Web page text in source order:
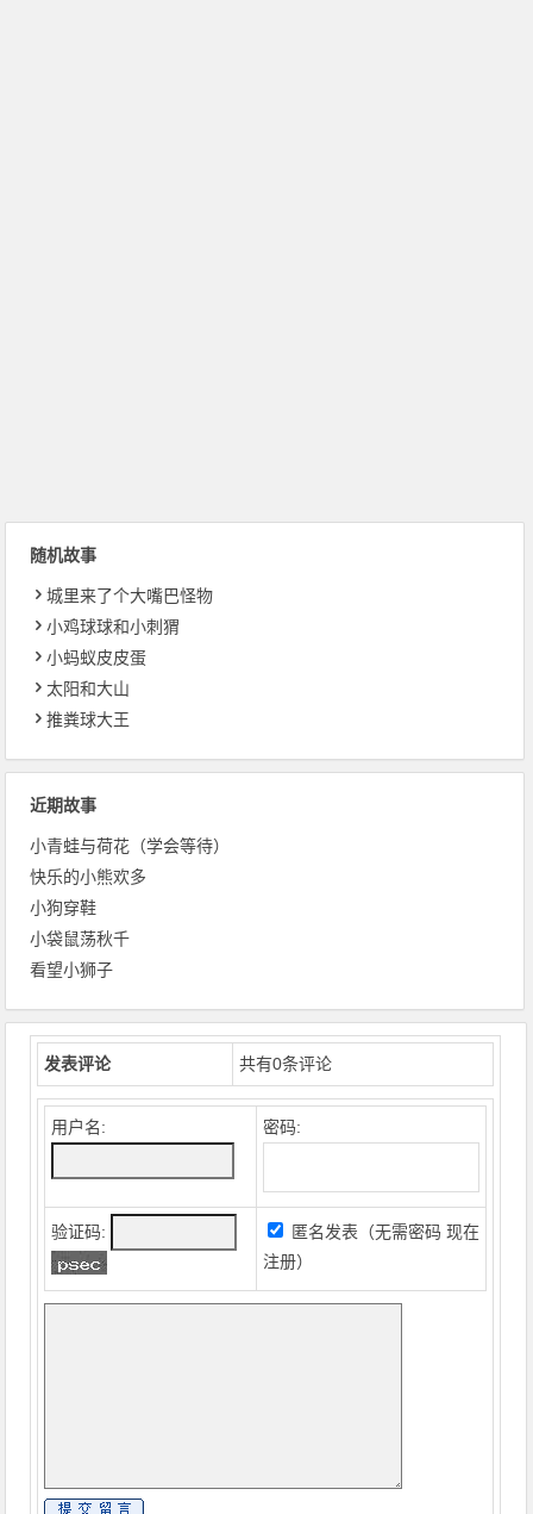
随机故事
城里来了个大嘴巴怪物
小鸡球球和小刺猬
小蚂蚁皮皮蛋
太阳和大山
推粪球大王
近期故事
小青蛙与荷花（学会等待）
快乐的小熊欢多
小狗穿鞋
小袋鼠荡秋千
看望小狮子
发表评论 共有0条评论
用户名: 密码:
验证码: 匿名发表（无需密码现在
注册）